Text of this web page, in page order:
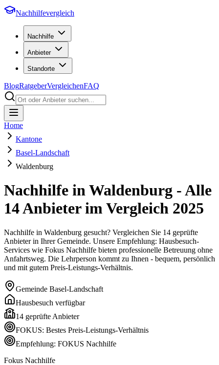
Nachhilfevergleich
Nachhilfe
Anbieter
Standorte
BlogRatgeberVergleichenFAQ
Home
Kantone
Basel-Landschaft
Waldenburg
Nachhilfe inWaldenburg - Alle
14Anbieter im Vergleich 2025
Nachhilfe in Waldenburg gesucht? Vergleichen Sie 14 geprüfte
Anbieter in Ihrer Gemeinde. Unsere Empfehlung: Hausbesuch-
Services wie Fokus Nachhilfe bieten professionelle Betreuung ohne
Anfahrtsweg. Die Lehrperson kommt zu Ihnen - bequem, persönlich
und mit gutem Preis-Leistungs-Verhältnis.
Gemeinde Basel-Landschaft
Hausbesuch verfügbar
14 geprüfte Anbieter
FOKUS: Bestes Preis-Leistungs-Verhältnis
Empfehlung: FOKUS Nachhilfe
Fokus Nachhilfe